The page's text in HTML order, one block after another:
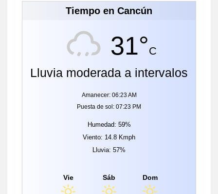
Tiempo en Cancún
31°C
Lluvia moderada a intervalos
Amanecer: 06:23 AM
Puesta de sol: 07:23 PM
Humedad: 59%
Viento: 14.8 Kmph
Lluvia: 57%
Vie Sáb Dom